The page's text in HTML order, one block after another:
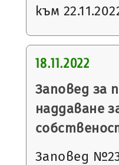
към
18.11.2022
Заповед за
наддаване
Заповед